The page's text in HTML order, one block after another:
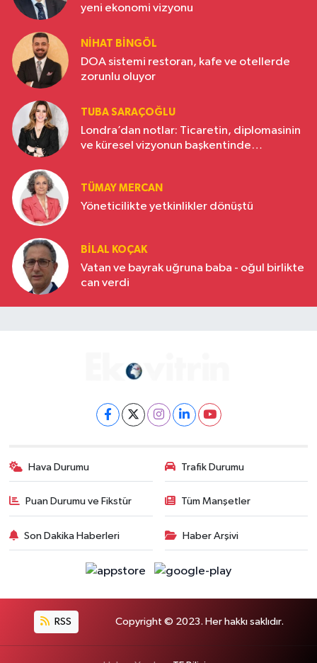
yeni ekonomi vizyonu
NIHAT BINGÖL
DOA sistemi restoran, kafe ve otellerde
zorunlu oluyor
TUBA SARAÇOĞLU
Londra’dan notlar: Ticaretin, diplomasinin
ve küresel vizyonun başkentinde
TÜMAY MERCAN
Yöneticilikte yetkinlikler dönüştü
BILAL KOÇAK
Vatan ve bayrak uğruna baba - oğul birlikte
can verdi
Hava Durumu Trafik Durumu
Puan Durumu ve Fikstür Tüm Manşetler
Son Dakika Haberleri Haber Arşivi
RSS Copyright © 2023. Her hakkı saklıdır.